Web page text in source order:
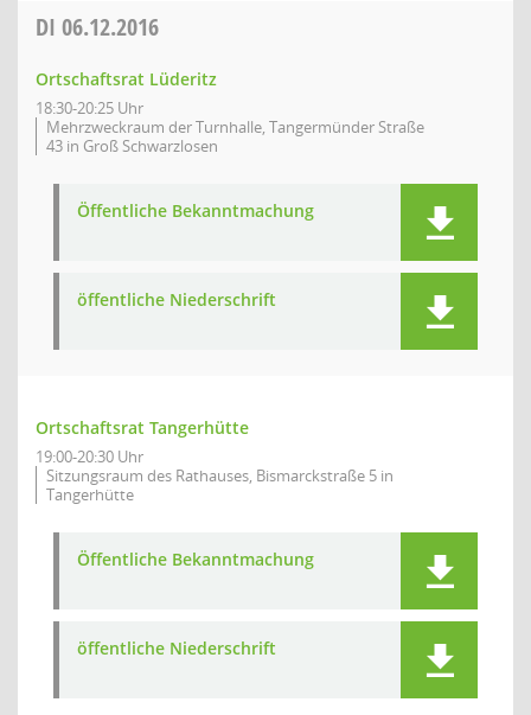
DI 06.12.2016
Ortschaftsrat Lüderitz
18:30-20:25 Uhr
Mehrzweckraum der Turnhalle, Tangermünder Straße
43 in Groß Schwarzlosen
Öffentliche Bekanntmachung
öffentliche Niederschrift
Ortschaftsrat Tangerhütte
19:00-20:30 Uhr
Sitzungsraum des Rathauses, Bismarckstraße 5 in
Tangerhütte
Öffentliche Bekanntmachung
öffentliche Niederschrift